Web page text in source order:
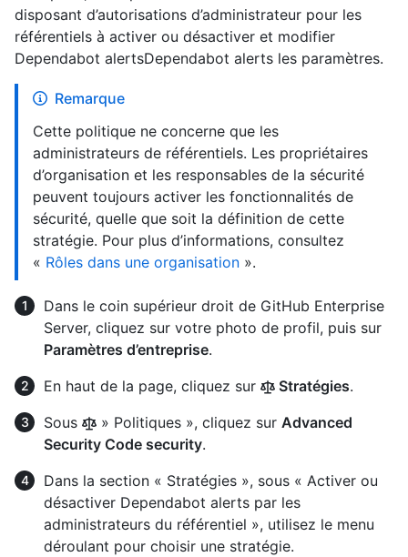
disposant d’autorisations d’administrateur pour les
référentiels à activer ou désactiver et modifier
Dependabot alertsDependabot alerts les paramètres.
Remarque
Cette politique ne concerne que les
administrateurs de référentiels. Les propriétaires
d’organisation et les responsables de la sécurité
peuvent toujours activer les fonctionnalités de
sécurité, quelle que soit la définition de cette
stratégie. Pour plus d’informations, consultez
« Rôles dans une organisation ».
Dans le coin supérieur droit de GitHub Enterprise
Server, cliquez sur votre photo de profil, puis sur
Paramètres d’entreprise.
En haut de la page, cliquez sur
Stratégies.
Sous
» Politiques », cliquez sur Advanced
Security Code security.
Dans la section « Stratégies », sous « Activer ou
désactiver Dependabot alerts par les
administrateurs du référentiel », utilisez le menu
déroulant pour choisir une stratégie.